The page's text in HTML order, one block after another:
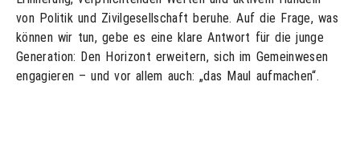
von Politik und Zivilgesellschaft beruhe. Auf die Frage, was
können wir tun, gebe es eine klare Antwort für die junge
Generation: Den Horizont erweitern, sich im Gemeinwesen
engagieren – und vor allem auch: „das Maul aufmachen“.